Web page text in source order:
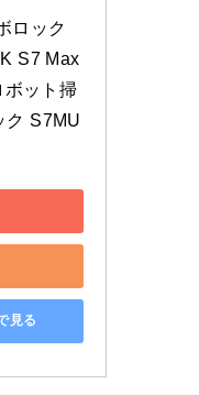
ロック
S7 Max
ット掃
ク S7MU
見る